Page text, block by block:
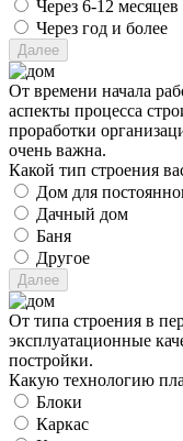
Через 6-12 месяцев
Через год и более
От времени начала
аспекты процесса
проработки
очень важна.
Какой тип строения
Дом для
Дачный дом
Баня
Другое
От типа строения в
эксплуатационные
постройки.
Какую технологию
Блоки
Каркас